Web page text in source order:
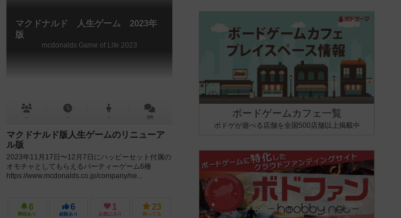
マクドナルド 人生ゲーム 2023年
版
mcdonalds Game of Life 2023
－ － － 0件
マクドナルド版人生ゲームのリニューア
ル版
2023年11月17日〜12月7日にハッピーセット付属の
オモチャとしてもらえるパーティーゲーム6種
https://www.mcdonalds.co.jp/company/ne...
6
興味あり
6
経験あり
1
お気に入り
23
持ってる
ボードゲームカフェ一覧
ボドゲが遊べる店舗を全国500店舗以上掲載中